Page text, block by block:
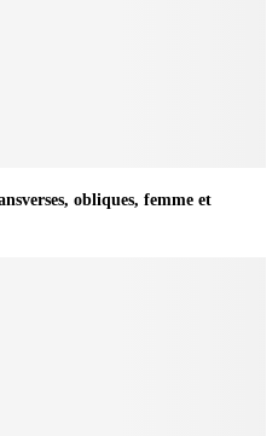
obliques, femme et